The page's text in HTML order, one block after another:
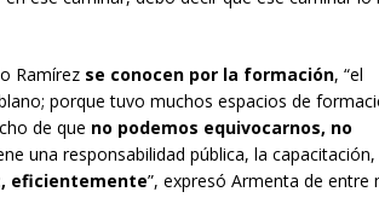
Ramírez se conocen por la formación, “el
porque tuvo muchos espacios de
de que no podemos equivocarnos, no
una responsabilidad pública, la capacitación,
eficientemente”, expresó Armenta de entre